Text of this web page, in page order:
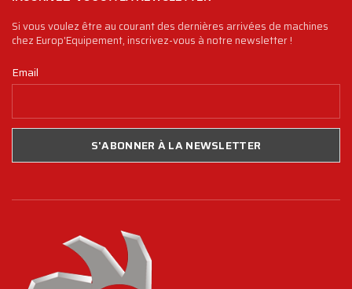
Si vous voulez être au courant des dernières arrivées de machines
chez Europ'Equipement, inscrivez-vous à notre newsletter !
Email